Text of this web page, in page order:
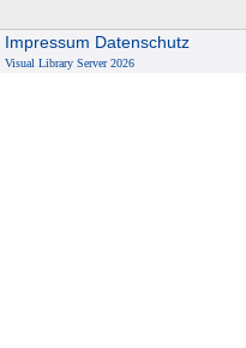
Impressum Datenschutz
Visual Library Server 2026